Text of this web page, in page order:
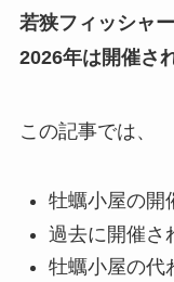
若狭フィッシャ
2026年は開催さ
この記事では、
牡蠣小屋の開
過去に開催さ
牡蠣小屋の代